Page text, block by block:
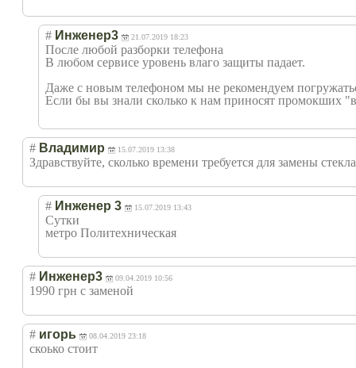
# Инженер3 21.07.2019 18:23
После любой разборки телефона
В любом сервисе уровень влаго защиты падает.
Даже с новым телефоном мы не рекомендуем
Если бы вы знали сколько к нам приносят промокших
# Владимир 15.07.2019 13:38
Здравствуйте, сколько времени требуется для замены
# Инженер 3 15.07.2019 13:43
Сутки
метро Политехническая
# Инженер3 09.04.2019 10:56
1990 грн с заменой
# игорь 08.04.2019 23:18
скоько стоит